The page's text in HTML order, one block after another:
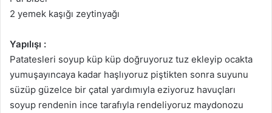
2 yemek kaşığı zeytinyağı
Yapılışı :
Patatesleri soyup küp küp doğruyoruz tuz ekleyip ocakta
yumuşayıncaya kadar haşlıyoruz piştikten sonra suyunu
süzüp güzelce bir çatal yardımıyla eziyoruz havuçları
soyup rendenin ince tarafıyla rendeliyoruz maydonozu